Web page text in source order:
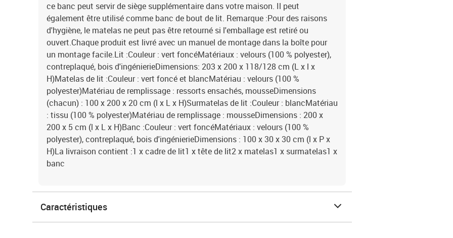
ce banc peut servir de siège supplémentaire dans votre maison. Il peut
également être utilisé comme banc de bout de lit. Remarque :Pour des raisons
d'hygiène, le matelas ne peut pas être retourné si l'emballage est retiré ou
ouvert.Chaque produit est livré avec un manuel de montage dans la boîte pour
un montage facile.Lit :Couleur : vert foncéMatériaux : velours (100 % polyester),
contreplaqué, bois d'ingénierieDimensions: 203 x 200 x 118/128 cm (L x l x
H)Matelas de lit :Couleur : vert foncé et blancMatériau : velours (100 %
polyester)Matériau de remplissage : ressorts ensachés, mousseDimensions
(chacun) : 100 x 200 x 20 cm (l x L x H)Surmatelas de lit :Couleur : blancMatériau
: tissu (100 % polyester)Matériau de remplissage : mousseDimensions : 200 x
200 x 5 cm (l x L x H)Banc :Couleur : vert foncéMatériaux : velours (100 %
polyester), contreplaqué, bois d'ingénierieDimensions : 100 x 30 x 30 cm (l x P x
H)La livraison contient :1 x cadre de lit1 x tête de lit2 x matelas1 x surmatelas1 x
banc
Caractéristiques